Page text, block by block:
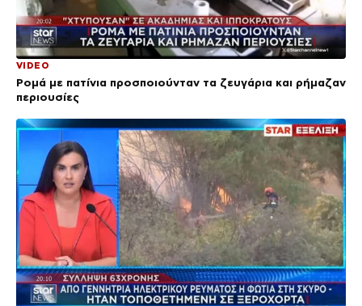
VIDEO
Ρομά με πατίνια προσποιούνταν τα ζευγάρια και ρήμαζαν
περιουσίες